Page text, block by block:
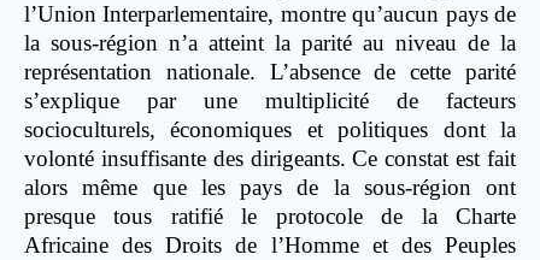
l’Union Interparlementaire, montre qu’aucun pays de
la sous-région n’a atteint la parité au niveau de la
représentation nationale. L’absence de cette parité
s’explique par une multiplicité de facteurs
socioculturels, économiques et politiques dont la
volonté insuffisante des dirigeants. Ce constat est fait
alors même que les pays de la sous-région ont
presque tous ratifié le protocole de la Charte
Africaine des Droits de l’Homme et des Peuples